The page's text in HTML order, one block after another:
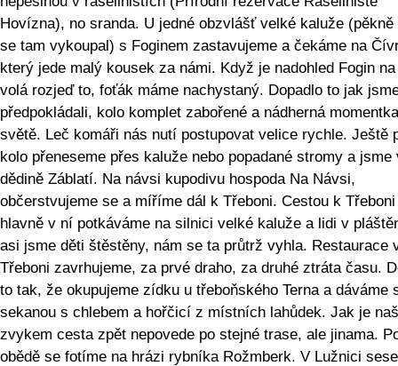
Hovízna), no sranda. U jedné obzvlášť velké kaluže (pěkně
se tam vykoupal) s Foginem zastavujeme a čekáme na
který jede malý kousek za námi. Když je nadohled Fogin na
volá rozjeď to, foťák máme nachystaný. Dopadlo to jak
předpokládali, kolo komplet zabořené a nádherná
světě. Leč komáři nás nutí postupovat velice rychle. Ještě
kolo přeneseme přes kaluže nebo popadané stromy a jsme
dědině Záblatí. Na návsi kupodivu hospoda Na Návsi,
občerstvujeme se a míříme dál k Třeboni. Cestou k
hlavně v ní potkáváme na silnici velké kaluže a lidi v
asi jsme děti štěstěny, nám se ta průtrž vyhla. Restaurace
Třeboni zavrhujeme, za prvé draho, za druhé ztráta času.
to tak, že okupujeme zídku u třeboňského Terna a dáváme
sekanou s chlebem a hořčicí z místních lahůdek. Jak je
zvykem cesta zpět nepovede po stejné trase, ale jinama.
obědě se fotíme na hrázi rybníka Rožmberk. V Lužnici